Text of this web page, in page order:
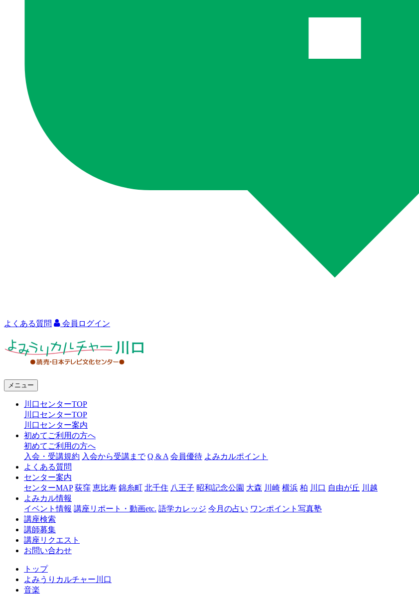
よくある質問 会員ログイン
ャ
川
口
メニュー
川口センターTOP
川口センターTOP
川口センター案内
初めてご利用の方へ
初めてご利用の方へ
入会・受講規約 入会から受講まで Q & A 会員優待 よみカルポイント
よくある質問
センター案内
センターMAP 荻窪 恵比寿 錦糸町 北千住 八王子 昭和記念公園 大森 川崎 横浜 柏 川口 自由が丘 川越
よみカル情報
イベント情報 講座リポート・動画etc. 語学カレッジ 今月の占い ワンポイント写真塾
講座検索
講師募集
講座リクエスト
お問い合わせ
トップ
よみうりカルチャー川口
音楽